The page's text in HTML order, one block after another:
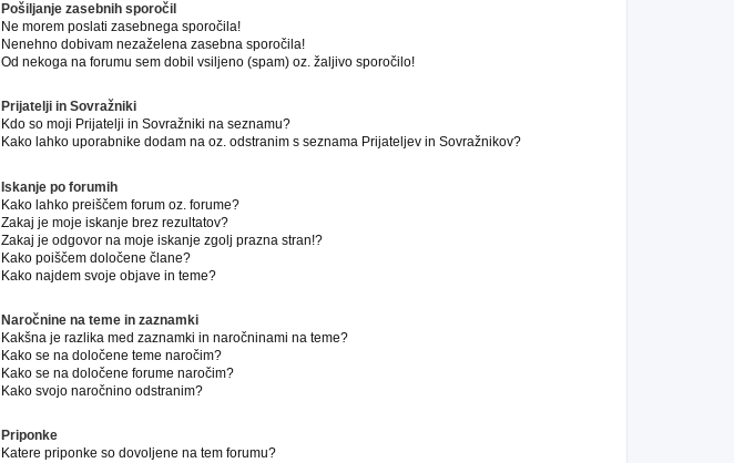
Pošiljanje zasebnih sporočil
Ne morem poslati zasebnega sporočila!
Nenehno dobivam nezaželena zasebna sporočila!
Od nekoga na forumu sem dobil vsiljeno (spam) oz. žaljivo sporočilo!
Prijatelji in Sovražniki
Kdo so moji Prijatelji in Sovražniki na seznamu?
Kako lahko uporabnike dodam na oz. odstranim s seznama Prijateljev in Sovražnikov?
Iskanje po forumih
Kako lahko preiščem forum oz. forume?
Zakaj je moje iskanje brez rezultatov?
Zakaj je odgovor na moje iskanje zgolj prazna stran!?
Kako poiščem določene člane?
Kako najdem svoje objave in teme?
Naročnine na teme in zaznamki
Kakšna je razlika med zaznamki in naročninami na teme?
Kako se na določene teme naročim?
Kako se na določene forume naročim?
Kako svojo naročnino odstranim?
Priponke
Katere priponke so dovoljene na tem forumu?